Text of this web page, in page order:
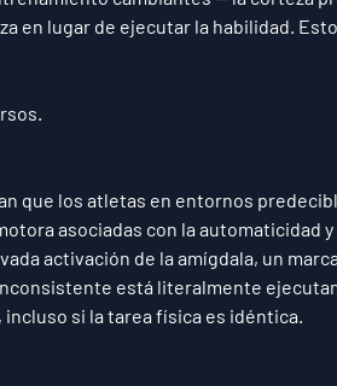
en lugar de ejecutar la habilidad.
que los atletas en entornos
asociadas con la automaticidad
activación de la amígdala, un
está literalmente
si la tarea física es idéntica.